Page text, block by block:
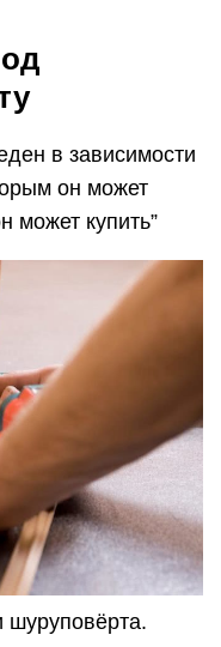
способами:
дюбели.
но для него
дрель или
рулетка,
очередь
плинтус
или полу.
разобранном
ленты,
к стене, отметьте
в стены и